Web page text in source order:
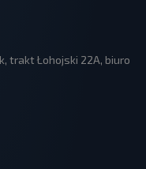
trakt Łohojski 22A, biuro